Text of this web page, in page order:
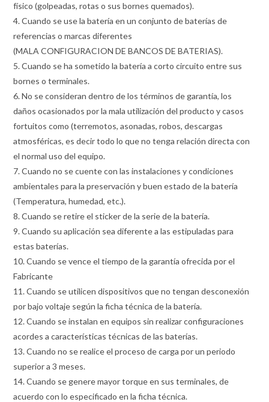
físico (golpeadas, rotas o sus bornes quemados).
4. Cuando se use la batería en un conjunto de baterías de
referencias o marcas diferentes
(MALA CONFIGURACION DE BANCOS DE BATERIAS).
5. Cuando se ha sometido la batería a corto circuito entre sus
bornes o terminales.
6. No se consideran dentro de los términos de garantía, los
daños ocasionados por la mala utilización del producto y casos
fortuitos como (terremotos, asonadas, robos, descargas
atmosféricas, es decir todo lo que no tenga relación directa con
el normal uso del equipo.
7. Cuando no se cuente con las instalaciones y condiciones
ambientales para la preservación y buen estado de la batería
(Temperatura, humedad, etc.).
8. Cuando se retire el sticker de la serie de la batería.
9. Cuando su aplicación sea diferente a las estipuladas para
estas baterías.
10. Cuando se vence el tiempo de la garantía ofrecida por el
Fabricante
11. Cuando se utilicen dispositivos que no tengan desconexión
por bajo voltaje según la ficha técnica de la batería.
12. Cuando se instalan en equipos sin realizar configuraciones
acordes a características técnicas de las baterías.
13. Cuando no se realice el proceso de carga por un periodo
superior a 3 meses.
14. Cuando se genere mayor torque en sus terminales, de
acuerdo con lo especificado en la ficha técnica.